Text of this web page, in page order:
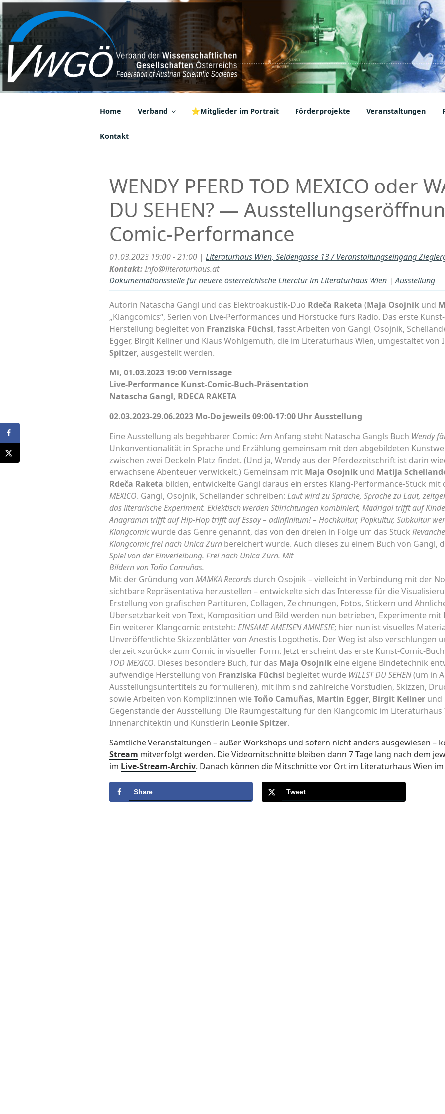
Zum
Inhalt
springen
VWGÖ
Federation of Austrian Scientific Societies
Home Verband ⭐Mitglieder im Portrait Förderprojekte Veranstaltungen
Kontakt
WENDY PFERD TOD MEXICO oder
DU SEHEN? —
Comic-Performance
01.03.2023 19:00 - 21:00 | Literaturhaus Wien, Seidengasse 13 / Veranstaltungseingang
Kontakt:Info@literaturhaus.at
Dokumentationsstelle für neuere österreichische Literatur im Literaturhaus Wien |Ausstellung
Autorin Natascha Gangl und das Elektroakustik-Duo Rdeča Raketa (Maja Osojnik und
„Klangcomics“, Serien von Live-Performances und Hörstücke fürs Radio. Das erste
Herstellung begleitet von Franziska Füchsl, fasst Arbeiten von Gangl, Osojnik,
Egger, Birgit Kellner und Klaus Wohlgemuth, die im Literaturhaus Wien, umgestaltet
Spitzer, ausgestellt werden.
Mi, 01.03.2023 19:00 Vernissage
Live-Performance Kunst-Comic-Buch-Präsentation
Natascha Gangl, RDECA RAKETA
02.03.2023-29.06.2023 Mo-Do jeweils 09:00-17:00 Uhr Ausstellung
Eine Ausstellung als begehbarer Comic: Am Anfang steht Natascha Gangls Buch Wendy
Unkonventionalität in Sprache und Erzählung gemeinsam mit den abgebildeten
zwischen zwei Deckeln Platz findet. (Und ja, Wendy aus der Pferdezeitschrift ist darin
erwachsene Abenteuer verwickelt.) Gemeinsam mit Maja Osojnik und Matija
Rdeča Raketa bilden, entwickelte Gangl daraus ein erstes Klang-Performance-Stück mit
MEXICO. Gangl, Osojnik, Schellander schreiben: Laut wird zu Sprache, Sprache zu Laut,
dasliterarische Experiment. Eklektisch werden Stilrichtungen kombiniert, Madrigal trifft auf
Anagramm trifft auf Hip-Hop trifft auf Essay – adinfinitum! – Hochkultur, Popkultur, Subkultur
Klangcomicwurde das Genre genannt, das von den dreien in Folge um das Stück
Klangcomic frei nach Unica Zürn bereichert wurde. Auch dieses zu einem Buch von Gangl,
Spiel von der Einverleibung. Frei nach Unica Zürn. Mit
Bildern von Toño Camuñas.
Mit der Gründung von MAMKA Records durch Osojnik – vielleicht in Verbindung mit der
sichtbare Repräsentativa herzustellen – entwickelte sich das Interesse für die
Erstellung von grafischen Partituren, Collagen, Zeichnungen, Fotos, Stickern und
Übersetzbarkeit von Text, Komposition und Bild werden nun betrieben, Experimente
Ein weiterer Klangcomic entsteht: EINSAME AMEISEN AMNESIE; hier nun ist visuelles
Unveröffentlichte Skizzenblätter von Anestis Logothetis. Der Weg ist also verschlungen
derzeit »zurück« zum Comic in visueller Form: Jetzt erscheint das erste Kunst-Comic-
TOD MEXICO. Dieses besondere Buch, für das Maja Osojnik eine eigene Bindetechnik
aufwendige Herstellung von Franziska Füchsl begleitet wurde WILLST DU SEHEN(um in
Ausstellungsuntertitels zu formulieren), mit ihm sind zahlreiche Vorstudien, Skizzen,
sowie Arbeiten von Kompliz:innen wieToño Camuñas, Martin Egger, Birgit Kellner und
Gegenstände der Ausstellung. Die Raumgestaltung für den Klangcomic im
Innenarchitektin und Künstlerin Leonie Spitzer.
Sämtliche Veranstaltungen – außer Workshops und sofern nicht anders ausgewiesen –
Stream mitverfolgt werden. Die Videomitschnitte bleiben dann 7 Tage lang nach dem
im Live-Stream-Archiv. Danach können die Mitschnitte vor Ort im Literaturhaus Wien
Share Tweet